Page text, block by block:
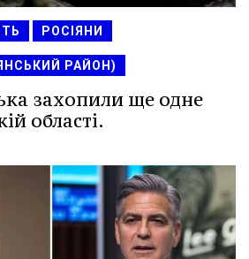
РОСІЯНИ
РАЙОН)
захопили ще одне
області.